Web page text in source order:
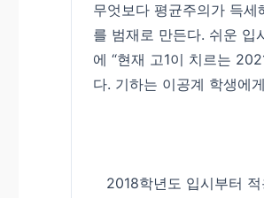
무엇보다 평균주의가 득
를 범재로 만든다. 쉬운 입
에 “현재 고1이 치르는
다. 기하는 이공계 학생에
2018학년도 입시부터